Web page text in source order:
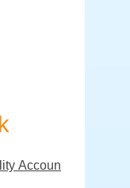
Accoun